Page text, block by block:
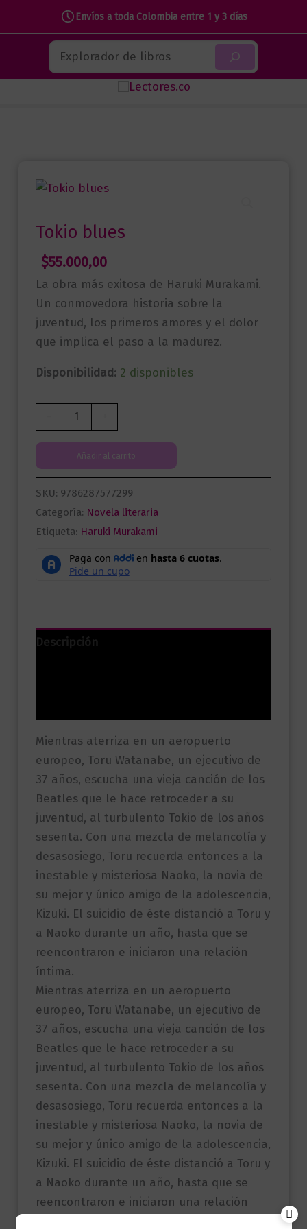
Envíos a toda Colombia entre 1 y 3 días
contenido
Buscar
Tokio blues
$55.000,00
La obra más exitosa de Haruki Murakami.
Un conmovedora historia sobre la
juventud, los primeros amores y el dolor
que implica el paso a la madurez.
Disponibilidad: 2 disponibles
blues
cantidadAñadir al carrito
SKU: 9786287577299
Categoría: Novela literaria
Etiqueta: Haruki Murakami
Descripción
Mientras aterriza en un aeropuerto
europeo, Toru Watanabe, un ejecutivo de
37 años, escucha una vieja canción de los
Beatles que le hace retroceder a su
juventud, al turbulento Tokio de los años
sesenta. Con una mezcla de melancolía y
desasosiego, Toru recuerda entonces a la
inestable y misteriosa Naoko, la novia de
su mejor y único amigo de la adolescencia,
Kizuki. El suicidio de éste distanció a Toru y
a Naoko durante un año, hasta que se
reencontraron e iniciaron una relación
íntima.
Mientras aterriza en un aeropuerto
europeo, Toru Watanabe, un ejecutivo de
37 años, escucha una vieja canción de los
Beatles que le hace retroceder a su
juventud, al turbulento Tokio de los años
sesenta. Con una mezcla de melancolía y
desasosiego, Toru recuerda entonces a la
inestable y misteriosa Naoko, la novia de
su mejor y único amigo de la adolescencia,
Kizuki. El suicidio de éste distanció a Toru y
a Naoko durante un año, hasta que se
reencontraron e iniciaron una relación